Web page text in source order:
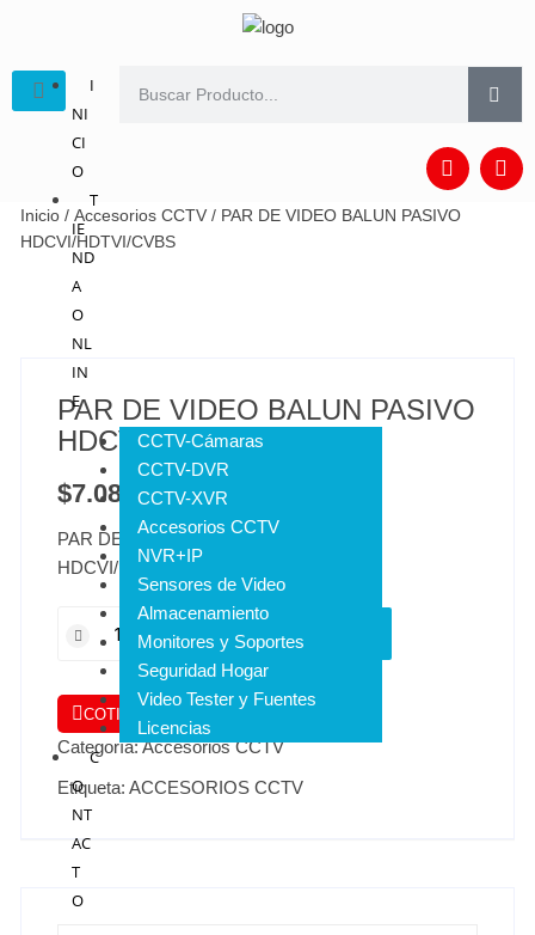
I
NI
CI
O
T
IE
ND
A
O
NL
IN
E
CCTV-Cámaras
CCTV-DVR
CCTV-XVR
Accesorios CCTV
NVR+IP
Sensores de Video
Almacenamiento
Monitores y Soportes
Seguridad Hogar
Video Tester y Fuentes
Licencias
C
O
NT
AC
T
O
Inicio /Accesorios CCTV / PAR DE VIDEO BALUN PASIVO
HDCVI/HDTVI/CVBS
PAR DE VIDEO BALUN PASIVO
HDCVI/HDTVI/CVBS
$7.080 IVA INCLUIDO
PAR DE VIDEO BALUN PASIVO
HDCVI/HDTVI/CVBS
AÑADIR AL CARRITO
COTIZAR POR WHATSAPP
Categoría:Accesorios CCTV
Etiqueta:ACCESORIOS CCTV